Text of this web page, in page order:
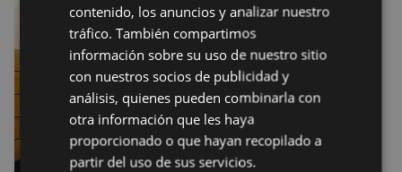
SPANISH
contenido, los anuncios y analizar nuestro
tráfico. También compartimos
información sobre su uso de nuestro sitio
con nuestros socios de publicidad y
análisis, quienes pueden combinarla con
otra información que les haya
proporcionado o que hayan recopilado a
partir del uso de sus servicios.